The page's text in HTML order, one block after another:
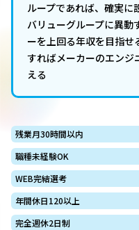
ループであれば、確実
バリューグループに異動
ーを上回る年収を目指
すればメーカーのエンジ
える
残業月30時間以内
職種未経験OK
WEB完結選考
年間休日120以上
完全週休2日制